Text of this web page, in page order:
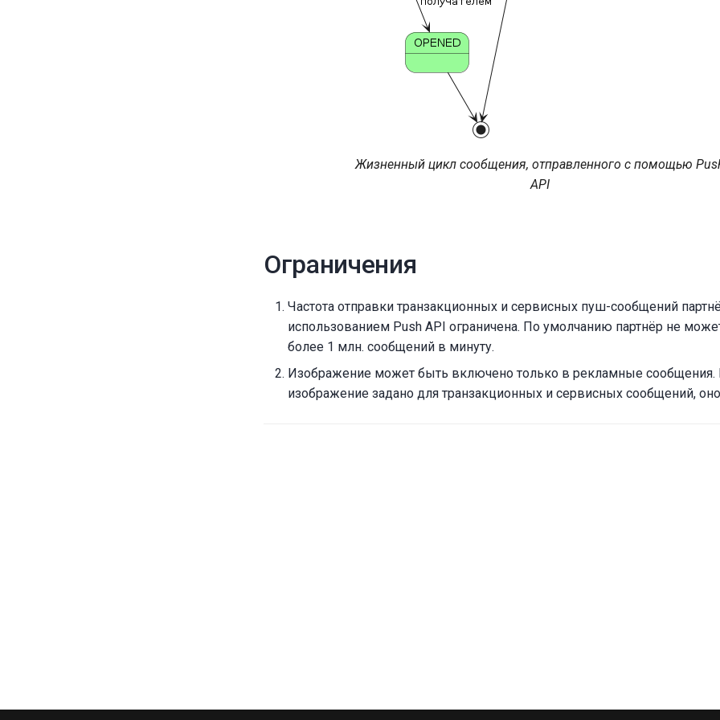
Жизненный цикл сообщения, отправленного с помощью
API
Ограничения
Частота отправки транзакционных и сервисных пуш-сообщений
использованием Push API ограничена. По умолчанию партнёр не
более 1 млн. сообщений в минуту.
Изображение может быть включено только в рекламные сообщения.
изображение задано для транзакционных и сервисных сообщений, оно